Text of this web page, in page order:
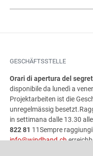
GESCHÄFTSSTELLE
Orari di apertura del
disponibile da lunedì a
Projektarbeiten ist die
unregelmässig besetzt.
in settimana dalle 13.30
822 81 11Sempre
info@windband.ch